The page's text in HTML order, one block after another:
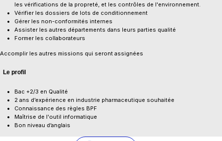
les vérifications de la propreté, et les contrôles de l'environnement.
Vérifier les dossiers de lots de conditionnement
Gérer les non-conformités internes
Assister les autres départements dans leurs parties qualité
Former les collaborateurs
Accomplir les autres missions qui seront assignées
Le profil
Bac +2/3 en Qualité
2 ans d’expérience en industrie pharmaceutique souhaitée
Connaissance des règles BPF
Maîtrise de l'outil informatique
Bon niveau d’anglais